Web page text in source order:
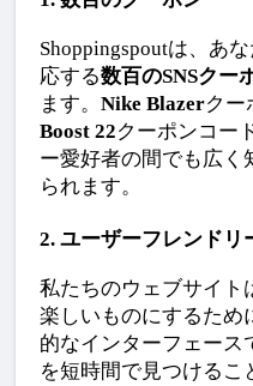
Shoppingspoutは、あ
応する数百のSNSクー
ます。 Nike Blazerクー
Boost 22クーポンコー
ー愛好者の間でも広く
られます。
2. ユーザーフレンドリ
私たちのウェブサイト
楽しいものにするため
的なインターフェース
を短時間で見つけるこ